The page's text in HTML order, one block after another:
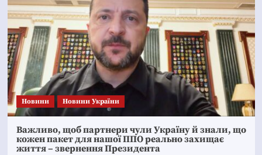
Новини Новини України
Важливо, щоб партнери чули Україну й знали, що
кожен пакет для нашої ППО реально захищає
життя – звернення Президента